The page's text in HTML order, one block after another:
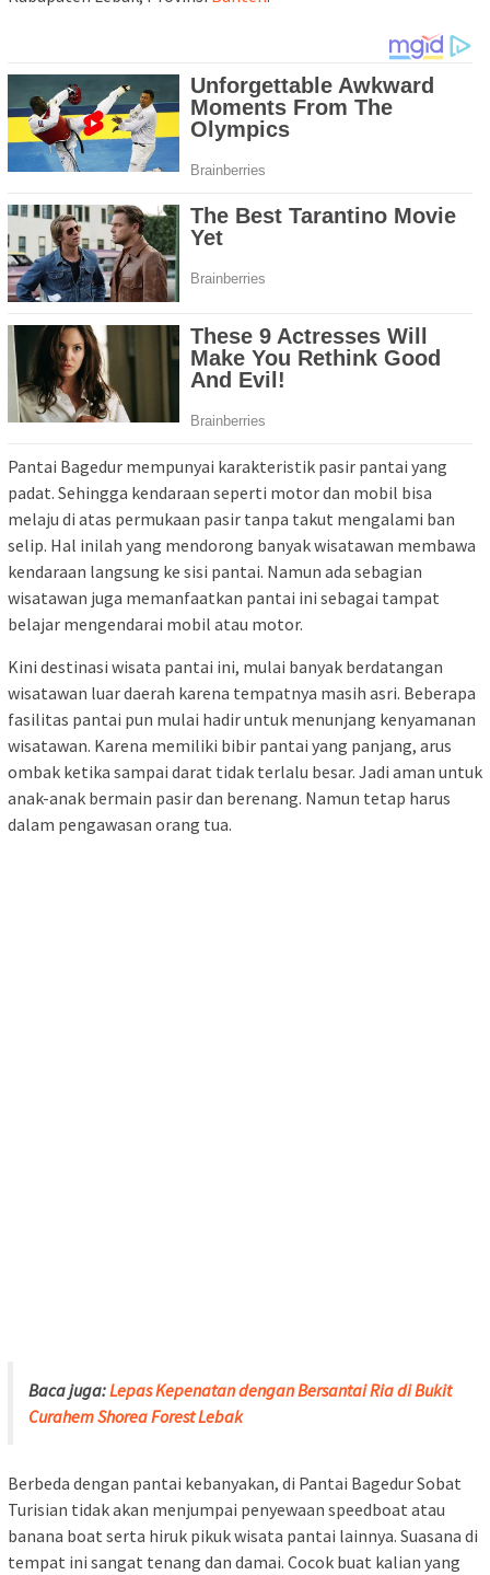
Pantai Bagedur mempunyai karakteristik pasir pantai yang
padat. Sehingga kendaraan seperti motor dan mobil bisa
melaju di atas permukaan pasir tanpa takut mengalami ban
selip. Hal inilah yang mendorong banyak wisatawan membawa
kendaraan langsung ke sisi pantai. Namun ada sebagian
wisatawan juga memanfaatkan pantai ini sebagai tampat
belajar mengendarai mobil atau motor.
Kini destinasi wisata pantai ini, mulai banyak berdatangan
wisatawan luar daerah karena tempatnya masih asri. Beberapa
fasilitas pantai pun mulai hadir untuk menunjang kenyamanan
wisatawan. Karena memiliki bibir pantai yang panjang, arus
ombak ketika sampai darat tidak terlalu besar. Jadi aman untuk
anak-anak bermain pasir dan berenang. Namun tetap harus
dalam pengawasan orang tua.
Baca juga:Lepas Kepenatan dengan Bersantai Ria di Bukit
Curahem Shorea Forest Lebak
Berbeda dengan pantai kebanyakan, di Pantai Bagedur Sobat
Turisian tidak akan menjumpai penyewaan speedboat atau
banana boat serta hiruk pikuk wisata pantai lainnya. Suasana di
tempat ini sangat tenang dan damai. Cocok buat kalian yang